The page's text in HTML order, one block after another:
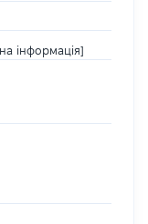
інформація]